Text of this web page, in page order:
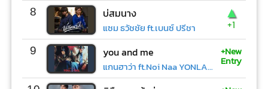
8 บ่สมนาง
แซม ธวัชชัย ft.เบนซ์ ปรีชา
▲
+1
9 you and me
แกนฮาว่า ft.Noi Naa YONLAPA
+New
Entry